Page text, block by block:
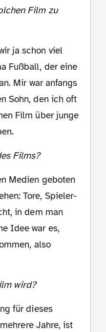
ja schon viel
Fußball, der eine
Mir war anfangs
Sohn, den ich oft
Film über junge
Films?
Medien geboten
Tore, Spieler-
in dem man
Idee war es,
also
wird?
für dieses
Jahre, ist